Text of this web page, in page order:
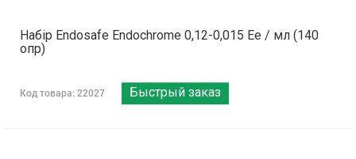
Набір Endosafe Endochrome 0,12-0,015 Ее / мл (140
опр)
Код товара: 22027 Быстрый заказ